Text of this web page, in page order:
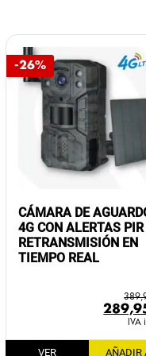
-26%
CÁMARA DE
4G CON ALERTAS PIR
RETRANSMISIÓN EN
TIEMPO REAL
El
precio
IVA
VER
AÑADIR